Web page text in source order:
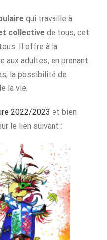
qui travaille à
collectivede tous, cet
Il offre à la
aux adultes, en prenant
la possibilité de
la vie.
2022/2023 et bien
le lien suivant :